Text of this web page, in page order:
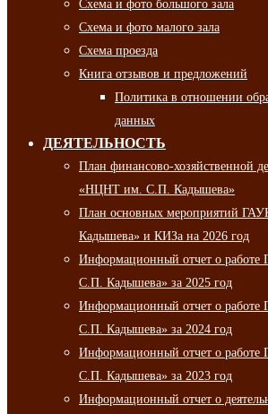
Схема и фото большого зала
Схема и фото малого зала
Схема проезда
Книга отзывов и предложений
Политика в отношении
данных
ДЕЯТЕЛЬНОСТЬ
План финансово-хозяйственной
«НЦНТ им. С.П. Кадышева»
План основных мероприятий
Кадышева» и КИЗа на 2026 год
Информационный отчет о
С.П. Кадышева» за 2025 год
Информационный отчет о
С.П. Кадышева» за 2024 год
Информационный отчет о
С.П. Кадышева» за 2023 год
Информационный отчет о